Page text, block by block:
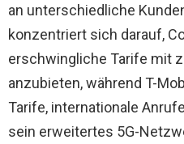
an unterschiedliche
konzentriert sich darauf,
erschwingliche Tarife mit
anzubieten, während T-
Tarife, internationale
sein erweitertes 5G-